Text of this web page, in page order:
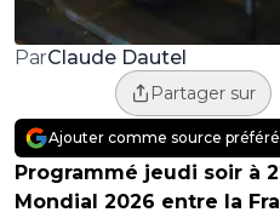
ParClaude Dautel
Partager sur
Ajouter comme source
Programmé jeudi soir à
Mondial 2026 entre la